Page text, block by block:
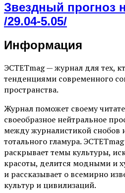
Звездный прогноз
/29.04-5.05/
Информация
ЭСТЕТmag — журнал для тех,
тенденциями современного
пространства.
Журнал поможет своему
своеобразное нейтральное
между журналистикой снобов
тотального гламура.
раскрывает темы культуры,
красоты, делится модными и
и рассказывает о всемирно
культур и цивилизаций.